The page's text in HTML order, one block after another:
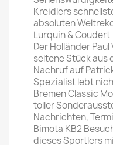
Kreidlers
absoluten
Lurquin & Coudert
Der Holländer
seltene Stück aus
Nachruf auf
Spezialist lebt
Bremen Classic
toller
Nachrichten,
Bimota KB2
dieses Sportlers